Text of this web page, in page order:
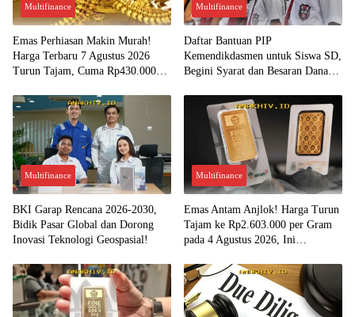
Multifinance
Emas Perhiasan Makin Murah!
Harga Terbaru 7 Agustus 2026
Turun Tajam, Cuma Rp430.000
Multifinance
Daftar Bantuan PIP
Kemendikdasmen untuk Siswa SD,
Begini Syarat dan Besaran Dana
Multifinance
BKI Garap Rencana 2026-2030,
Bidik Pasar Global dan Dorong
Inovasi Teknologi Geospasial!
Multifinance
Emas Antam Anjlok! Harga Turun
Tajam ke Rp2.603.000 per Gram
pada 4 Agustus 2026, Ini